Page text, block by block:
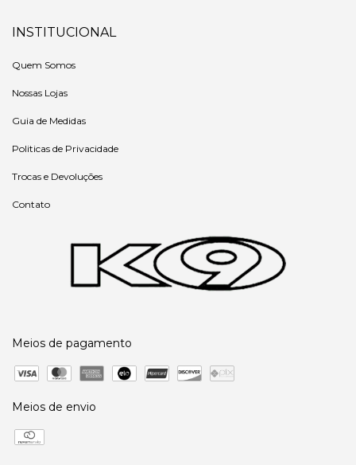
INSTITUCIONAL
Quem Somos
Nossas Lojas
Guia de Medidas
Politicas de Privacidade
Trocas e Devoluções
Contato
Meios de pagamento
Meios de envio